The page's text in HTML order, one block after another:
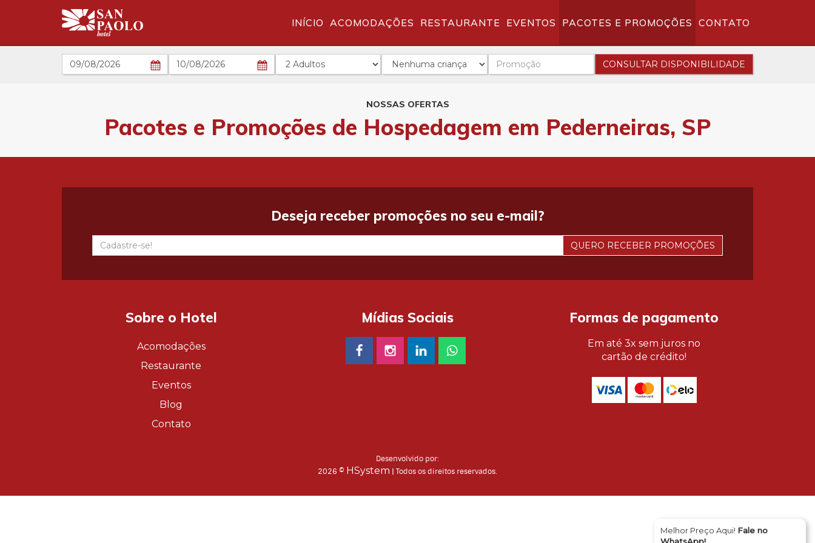
INÍCIO ACOMODAÇÕES RESTAURANTE EVENTOS PACOTES E PROMOÇÕES CONTATO
Entrada Saída Adultos Crianças Código CONSULTAR DISPONIBILIDADE
NOSSAS OFERTAS
Pacotes e Promoções de Hospedagem em Pederneiras, SP
Deseja receber promoções no seu e-mail?
QUERO RECEBER PROMOÇÕES
Sobre o Hotel
Acomodações
Restaurante
Eventos
Blog
Contato
Mídias Sociais Formas de pagamento
Em até 3x sem juros no
cartão de crédito!
Desenvolvido por:
2026 © HSystem | Todos os direitos reservados.
Melhor Preço Aqui! Fale no